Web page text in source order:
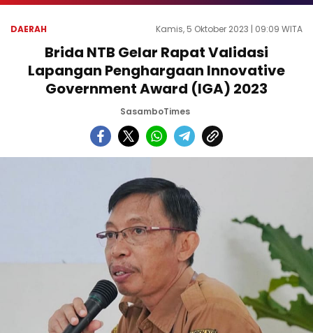
DAERAH Kamis, 5 Oktober 2023 | 09:09 WITA
Brida NTB Gelar Rapat Validasi
Lapangan Penghargaan Innovative
Government Award (IGA) 2023
SasamboTimes